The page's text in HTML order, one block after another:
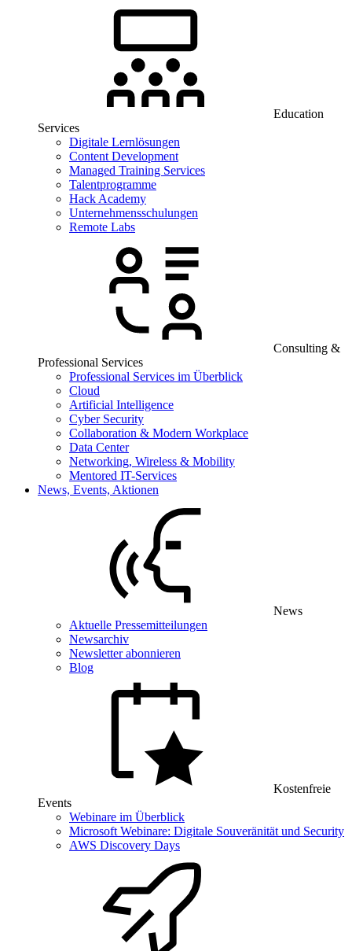
Education
Services
Digitale Lernlösungen
Content Development
Managed Training Services
Talentprogramme
Hack Academy
Unternehmensschulungen
Remote Labs
Consulting &
Professional Services
Professional Services im Überblick
Cloud
Artificial Intelligence
Cyber Security
Collaboration & Modern Workplace
Data Center
Networking, Wireless & Mobility
Mentored IT-Services
News, Events, Aktionen
News
Aktuelle Pressemitteilungen
Newsarchiv
Newsletter abonnieren
Blog
Kostenfreie
Events
Webinare im Überblick
Microsoft Webinare: Digitale Souveränität und Security
AWS Discovery Days